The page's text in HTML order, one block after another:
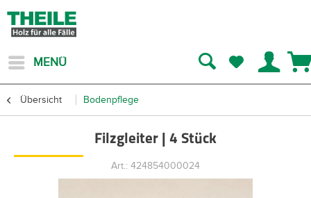
MENÜ
Übersicht Bodenpflege
Filzgleiter | 4 Stück
Art.: 424854000024